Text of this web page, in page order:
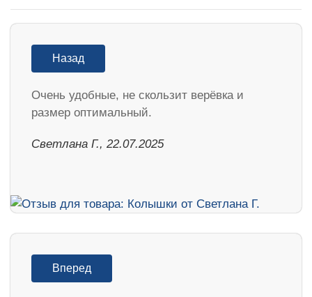
Назад
Очень удобные, не скользит верёвка и
размер оптимальный.
Светлана Г., 22.07.2025
Вперед